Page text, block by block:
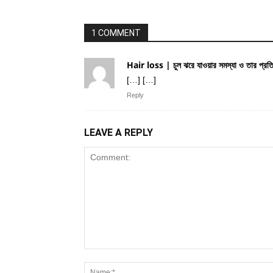
1 COMMENT
Hair loss | চুল ঝরে যাওয়ার সমস্যা ও তার
[…] […]
Reply
LEAVE A REPLY